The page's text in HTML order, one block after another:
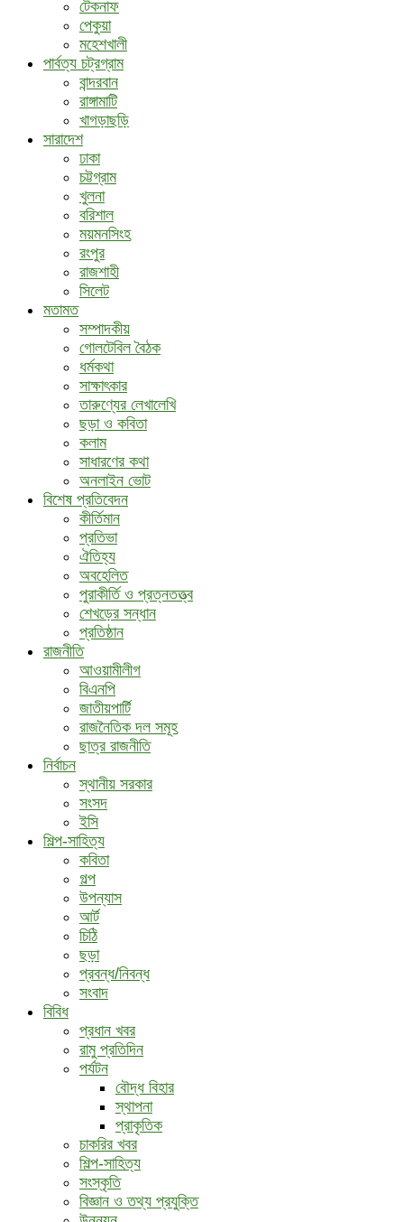
টেকনাফ
পেকুয়া
মহেশখালী
পার্বত্য চট্রগ্রাম
বান্দরবান
রাঙ্গামাটি
খাগড়াছড়ি
সারাদেশ
ঢাকা
চট্টগ্রাম
খুলনা
বরিশাল
ময়মনসিংহ
রংপুর
রাজশাহী
সিলেট
মতামত
সম্পাদকীয়
গোলটেবিল বৈঠক
ধর্মকথা
সাক্ষাৎকার
তারুণ্যের লেখালেখি
ছড়া ও কবিতা
কলাম
সাধারণের কথা
অনলাইন ভোট
বিশেষ প্রতিবেদন
কীর্তিমান
প্রতিভা
ঐতিহ্য
অবহেলিত
পুরাকীর্তি ও প্রত্নতত্ত্ব
শেখড়ের সন্ধান
প্রতিষ্ঠান
রাজনীতি
আওয়ামীলীগ
বিএনপি
জাতীয়পার্টি
রাজনৈতিক দল সমূহ
ছাত্র রাজনীতি
নির্বাচন
স্থানীয় সরকার
সংসদ
ইসি
শিল্প-সাহিত্য
কবিতা
গল্প
উপন্যাস
আর্ট
চিঠি
ছড়া
প্রবন্ধ/নিবন্ধ
সংবাদ
বিবিধ
প্রধান খবর
রামু প্রতিদিন
পর্যটন
বৌদ্ধ ‍বিহার
স্থাপনা
প্রাকৃতিক
চাকরির খবর
শিল্প-সাহিত্য
সংস্কৃতি
বিজ্ঞান ও তথ্য প্রযুক্তি